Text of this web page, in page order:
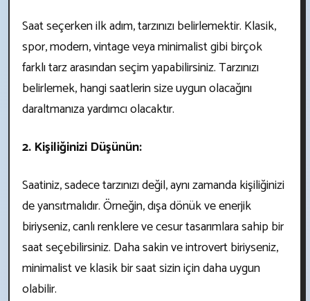
Saat seçerken ilk adım, tarzınızı belirlemektir. Klasik,
spor, modern, vintage veya minimalist gibi birçok
farklı tarz arasından seçim yapabilirsiniz. Tarzınızı
belirlemek, hangi saatlerin size uygun olacağını
daraltmanıza yardımcı olacaktır.
2. Kişiliğinizi Düşünün:
Saatiniz, sadece tarzınızı değil, aynı zamanda kişiliğinizi
de yansıtmalıdır. Örneğin, dışa dönük ve enerjik
biriyseniz, canlı renklere ve cesur tasarımlara sahip bir
saat seçebilirsiniz. Daha sakin ve introvert biriyseniz,
minimalist ve klasik bir saat sizin için daha uygun
olabilir.